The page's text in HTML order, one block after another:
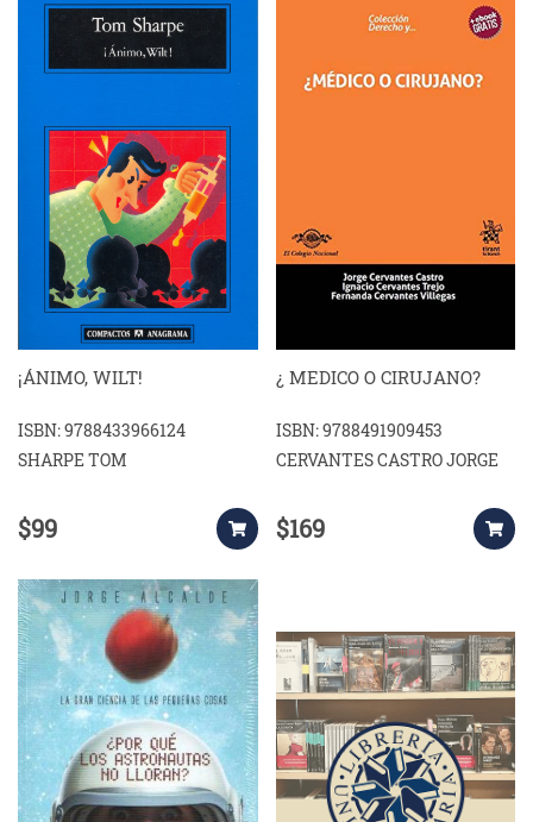
¡ÁNIMO, WILT!
ISBN: 9788433966124
SHARPE TOM
$99
¿ MEDICO O CIRUJANO?
ISBN: 9788491909453
CERVANTES CASTRO JORGE
$169